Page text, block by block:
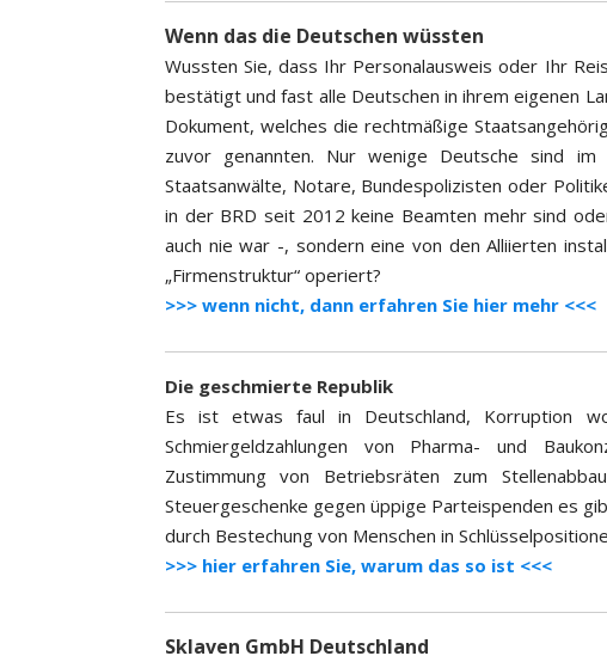
Wenn das die Deutschen wüssten
Wussten Sie, dass Ihr Personalausweis oder Ihr
bestätigt und fast alle Deutschen in ihrem eigenen
Dokument, welches die rechtmäßige
zuvor genannten. Nur wenige Deutsche sind
Staatsanwälte, Notare, Bundespolizisten oder
in der BRD seit 2012 keine Beamten mehr sind
auch nie war -, sondern eine von den Alliierten
„Firmenstruktur“ operiert?
>>> wenn nicht, dann erfahren Sie hier mehr <<<
Die geschmierte Republik
Es ist etwas faul in Deutschland, Korruption
Schmiergeldzahlungen von Pharma- und
Zustimmung von Betriebsräten zum
Steuergeschenke gegen üppige Parteispenden es
durch Bestechung von Menschen in
>>> hier erfahren Sie, warum das so ist <<<
Sklaven GmbH Deutschland